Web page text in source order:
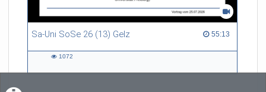
Sa-Uni SoSe 26 (13) Gelz 55:13
55:13 duration
1072